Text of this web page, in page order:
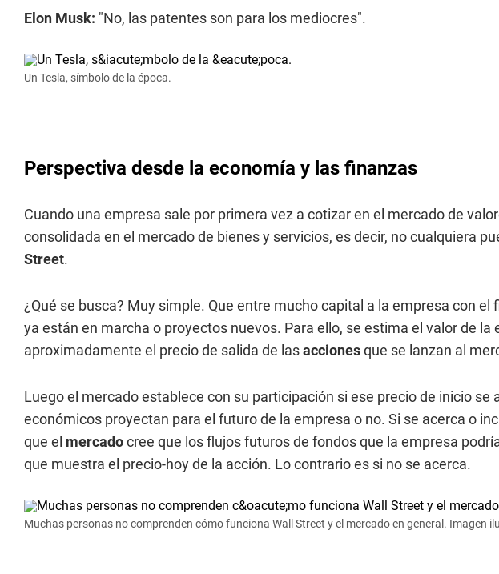
Elon Musk: "No, las patentes son para los mediocres".
Un Tesla, símbolo de la época.
Perspectiva desde la economía y las finanzas
Cuando una empresa sale por primera vez a cotizar en el mercado de
consolidada en el mercado de bienes y servicios, es decir, no cualquiera
Street.
¿Qué se busca? Muy simple. Que entre mucho capital a la empresa con el
ya están en marcha o proyectos nuevos. Para ello, se estima el valor de
aproximadamente el precio de salida de lasaccionesque se lanzan al
Luego el mercado establece con su participación si ese precio de inicio se
económicos proyectan para el futuro de la empresa o no. Si se acerca o
que el mercadocree que los flujos futuros de fondos que la empresa
que muestra el precio-hoy de la acción. Lo contrario es si no se acerca.
Muchas personas no comprenden cómo funciona Wall Street y el mercado en general. Imagen